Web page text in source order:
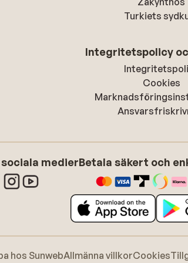
Turkiets
Integritetspolicy
Cookies
sociala medierBetala säkert och
hos SunwebAllmänna villkorCookies